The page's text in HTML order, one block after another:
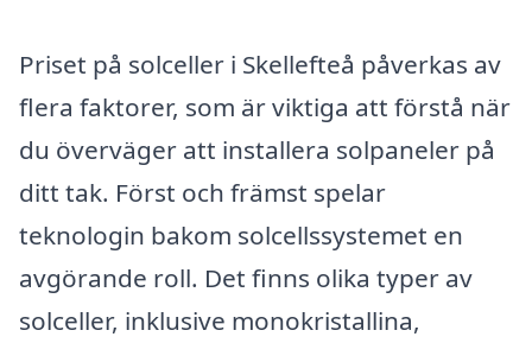
Priset på solceller i Skellefteå påverkas av
flera faktorer, som är viktiga att förstå när
du överväger att installera solpaneler på
ditt tak. Först och främst spelar
teknologin bakom solcellssystemet en
avgörande roll. Det finns olika typer av
solceller, inklusive monokristallina,